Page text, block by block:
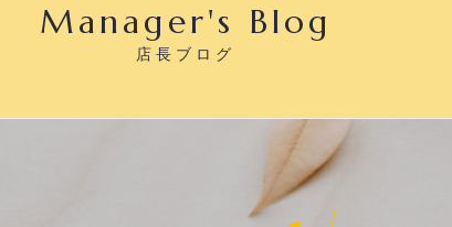
Manager's Blog
店長ブログ